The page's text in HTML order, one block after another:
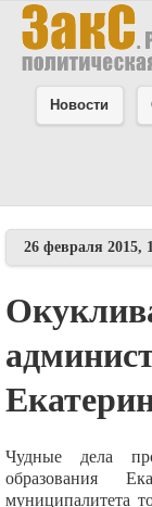
Новости
26 февраля 2015,
Чудные дела
образования
муниципалитета